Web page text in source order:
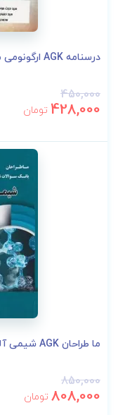
درسنامه AGK ارگونومی مهندسی فاکتورهای انسانی
450,000
428,000 تومان
ما طراحان AGK شیمی آلی
850,000
808,000 تومان